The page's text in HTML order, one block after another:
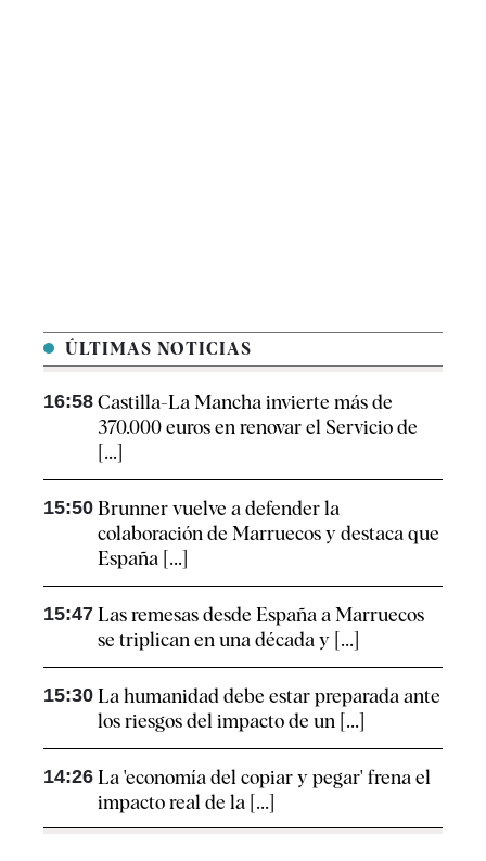
ÚLTIMAS NOTICIAS
16:58 Castilla-La Mancha invierte más de
370.000 euros en renovar el Servicio de
[...]
15:50 Brunner vuelve a defender la
colaboración de Marruecos y destaca que
España [...]
15:47 Las remesas desde España a Marruecos
se triplican en una década y [...]
15:30 La humanidad debe estar preparada ante
los riesgos del impacto de un [...]
14:26 La 'economía del copiar y pegar' frena el
impacto real de la [...]